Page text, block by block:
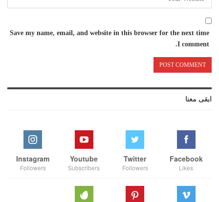
Save my name, email, and website in this browser for the next time
I comment.
ابقى معنا
Facebook
Likes
Twitter
Followers
Youtube
Subscribers
Instagram
Followers